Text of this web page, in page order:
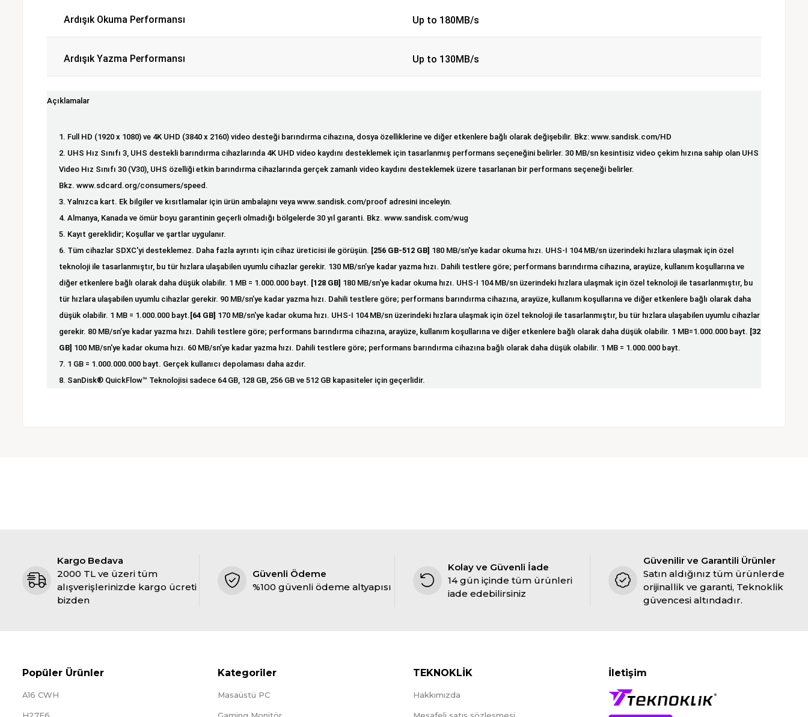
Ardışık Okuma Performansı Up to 180MB/s
Ardışık Yazma Performansı Up to 130MB/s
Açıklamalar
1. Full HD (1920 x 1080) ve 4K UHD (3840 x 2160) video desteği barındırma cihazına, dosya özelliklerine ve diğer etkenlere bağlı olarak değişebilir. Bkz: www.sandisk.com/HD
2. UHS Hız Sınıfı 3, UHS destekli barındırma cihazlarında 4K UHD video kaydını desteklemek için tasarlanmış performans seçeneğini belirler. 30 MB/sn kesintisiz video çekim hızına sahip olan UHS
Video Hız Sınıfı 30 (V30), UHS özelliği etkin barındırma cihazlarında gerçek zamanlı video kaydını desteklemek üzere tasarlanan bir performans seçeneği belirler.
Bkz. www.sdcard.org/consumers/speed .
3. Yalnızca kart. Ek bilgiler ve kısıtlamalar için ürün ambalajını veya www.sandisk.com/proof adresini inceleyin.
4. Almanya, Kanada ve ömür boyu garantinin geçerli olmadığı bölgelerde 30 yıl garanti. Bkz. www.sandisk.com/wug
5. Kayıt gereklidir; Koşullar ve şartlar uygulanır.
6. Tüm cihazlar SDXC'yi desteklemez. Daha fazla ayrıntı için cihaz üreticisi ile görüşün. [256 GB-512 GB] 180 MB/sn'ye kadar okuma hızı. UHS-I 104 MB/sn üzerindeki hızlara ulaşmak için özel
teknoloji ile tasarlanmıştır, bu tür hızlara ulaşabilen uyumlu cihazlar gerekir. 130 MB/sn’ye kadar yazma hızı. Dahili testlere göre; performans barındırma cihazına, arayüze, kullanım koşullarına ve
diğer etkenlere bağlı olarak daha düşük olabilir. 1 MB = 1.000.000 bayt. [128 GB] 180 MB/sn'ye kadar okuma hızı. UHS-I 104 MB/sn üzerindeki hızlara ulaşmak için özel teknoloji ile tasarlanmıştır, bu
tür hızlara ulaşabilen uyumlu cihazlar gerekir. 90 MB/sn’ye kadar yazma hızı. Dahili testlere göre; performans barındırma cihazına, arayüze, kullanım koşullarına ve diğer etkenlere bağlı olarak daha
düşük olabilir. 1 MB = 1.000.000 bayt. [64 GB] 170 MB/sn'ye kadar okuma hızı. UHS-I 104 MB/sn üzerindeki hızlara ulaşmak için özel teknoloji ile tasarlanmıştır, bu tür hızlara ulaşabilen uyumlu cihazlar
gerekir. 80 MB/sn’ye kadar yazma hızı. Dahili testlere göre; performans barındırma cihazına, arayüze, kullanım koşullarına ve diğer etkenlere bağlı olarak daha düşük olabilir. 1 MB=1.000.000 bayt. [32
GB] 100 MB/sn'ye kadar okuma hızı. 60 MB/sn’ye kadar yazma hızı. Dahili testlere göre; performans barındırma cihazına bağlı olarak daha düşük olabilir. 1 MB = 1.000.000 bayt.
7. 1 GB = 1.000.000.000 bayt. Gerçek kullanıcı depolaması daha azdır.
8. SanDisk® QuickFlow™ Teknolojisi sadece 64 GB, 128 GB, 256 GB ve 512 GB kapasiteler için geçerlidir.
Kargo Bedava
2000 TL ve üzeri tüm
alışverişlerinizde kargo ücreti
bizden
Güvenli Ödeme
%100 güvenli ödeme altyapısı
Kolay ve Güvenli İade
14 gün içinde tüm ürünleri
iade edebilirsiniz
Güvenilir ve Garantili Ürünler
Satın aldığınız tüm ürünlerde
orijinallik ve garanti, Teknoklik
güvencesi altındadır.
Popüler Ürünler
A16 CWH
Kategoriler
Masaüstü PC
TEKNOKLİK
Hakkımızda
İletişim